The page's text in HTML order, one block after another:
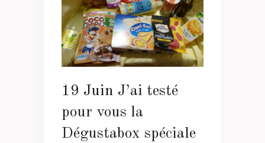
19 Juin J’ai testé
pour vous la
Dégustabox spéciale